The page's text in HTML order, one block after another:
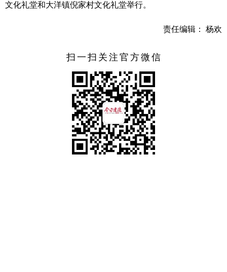
文化礼堂和大洋镇倪家村文化礼堂举行。
责任编辑： 杨欢
扫一扫关注官方微信